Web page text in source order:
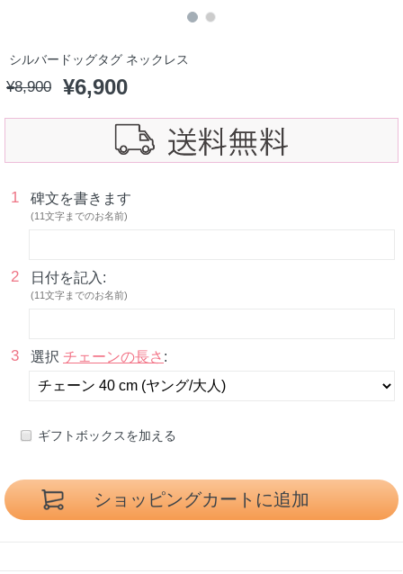
シルバードッグタグ ネックレス
¥8,900 ¥6,900
1 碑文を書きます
(11文字までのお名前)
2 日付を記入:
(11文字までのお名前)
3 選択 チェーンの長さ :
ギフトボックスを加える